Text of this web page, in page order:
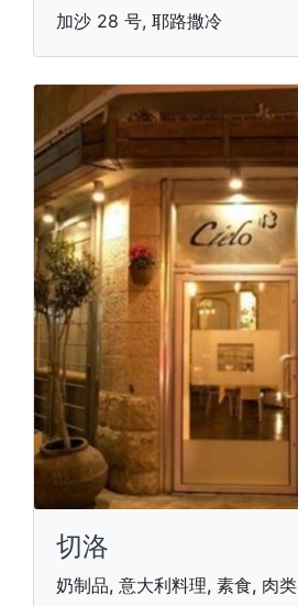
加沙 28 号, 耶路撒冷
切洛
奶制品, 意大利料理, 素食, 肉类